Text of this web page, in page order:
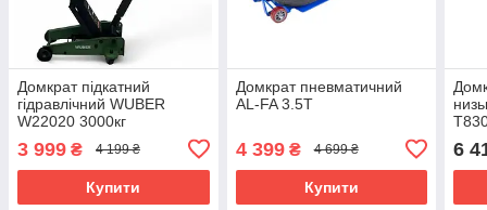
Домкрат підкатний
гідравлічний WUBER
W22020 3000кг
3 999 ₴ 4 199 ₴
Купити
Домкрат пневматичний
AL-FA 3.5Т
4 399₴ 4 699 ₴
Купити
6